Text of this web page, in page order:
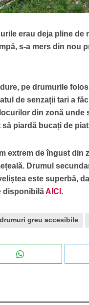
erau deja pline
s-a mers din nou
pe drumurile
de senzații tari a
din zonă unde
piardă bucați de
extrem de îngust din
Drumul
este superbă,
disponibilăAICI.
drumuri greu accesibile